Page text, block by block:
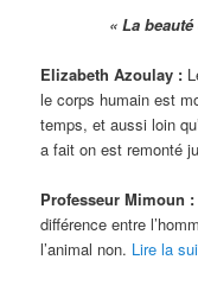
« La
Elizabeth Azoulay :
le corps humain est
temps, et aussi loin
a fait on est remonté
Professeur Mimoun :
différence entre
l’animal non. Lire la